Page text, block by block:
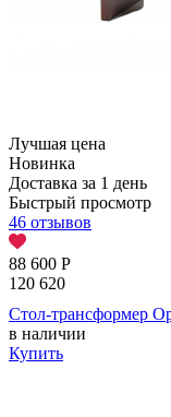
Лучшая цена
Новинка
Доставка за 1 день
Быстрый просмотр
46 отзывов
88 600 Р
120 620
Стол-трансформер
в наличии
Купить